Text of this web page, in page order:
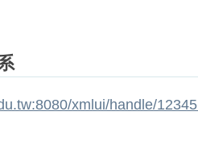
xmlui/handle/